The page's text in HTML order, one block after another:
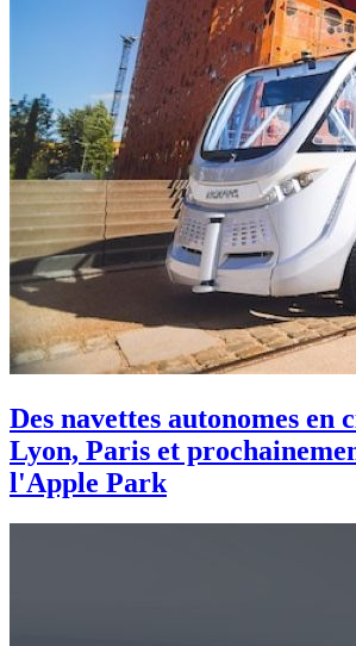
Des navettes autonomes en
Lyon, Paris et
l'Apple Park